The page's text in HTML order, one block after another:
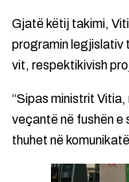
Gjatë këtij takimi,
programin legjislativ
vit, respektikivish
“Sipas ministrit
veçantë në fushën e
thuhet në